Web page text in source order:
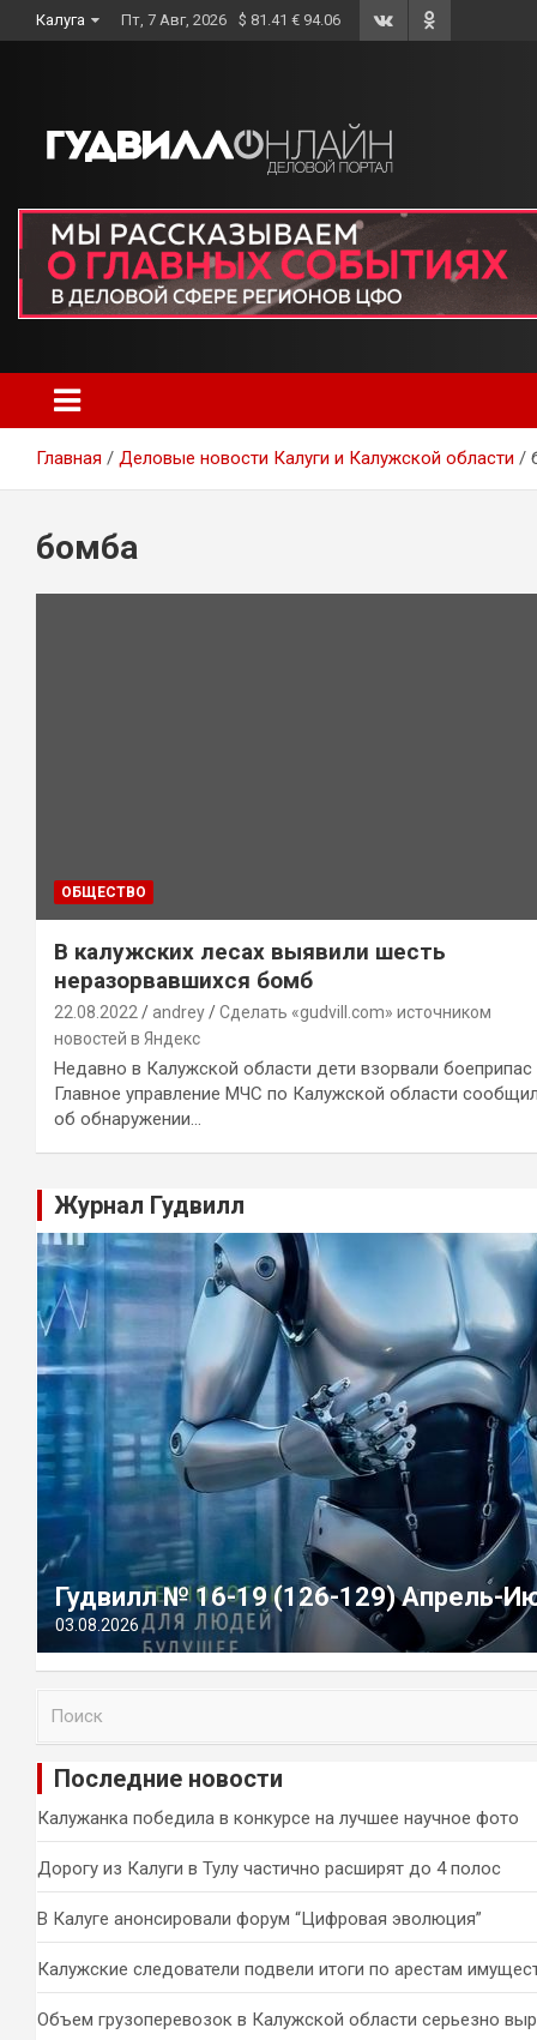
to
Калуга Пт, 7 Авг, 2026 $ 81.41 € 94.06
Главная Деловые новости Калуги и Калужской области
бомба
ОБЩЕСТВО
В калужских лесах выявили шесть
неразорвавшихся бомб
22.08.2022 andrey
Сделать «gudvill.com» источником
новостей в Яндекс
Недавно в Калужской области дети взорвали боеприпас
Главное управление МЧС по Калужской области
об обнаружении…
Журнал Гудвилл
Гудвилл № 16-19 (126-129) Апрель-
03.08.2026
и
Последние новости
Калужанка победила в конкурсе на лучшее научное фото
Дорогу из Калуги в Тулу частично расширят до 4 полос
В Калуге анонсировали форум “Цифровая эволюция”
Калужские следователи подвели итоги по арестам
Объем грузоперевозок в Калужской области серьезно